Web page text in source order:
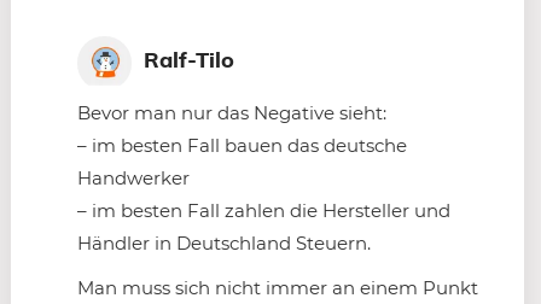
Ralf-Tilo
Bevor man nur das Negative sieht:
– im besten Fall bauen das deutsche
Handwerker
– im besten Fall zahlen die Hersteller und
Händler in Deutschland Steuern.
Man muss sich nicht immer an einem Punkt